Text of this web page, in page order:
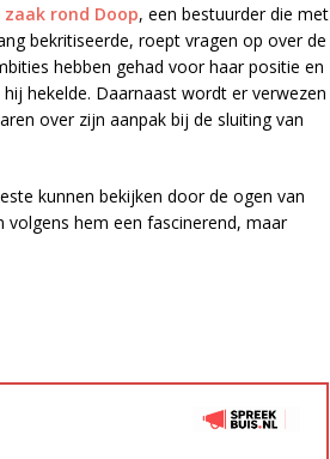
zaak rond Doop, een bestuurder die met
bekritiseerde, roept vragen op over de
hebben gehad voor haar positie en
hekelde. Daarnaast wordt er verwezen
over zijn aanpak bij de sluiting van
kunnen bekijken door de ogen van
volgens hem een fascinerend, maar